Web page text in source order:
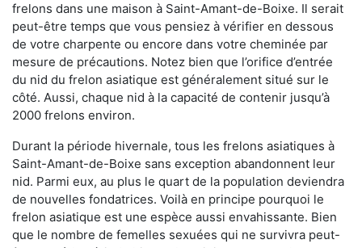
frelons dans une maison à Saint-Amant-de-Boixe. Il serait
peut-être temps que vous pensiez à vérifier en dessous
de votre charpente ou encore dans votre cheminée par
mesure de précautions. Notez bien que l’orifice d’entrée
du nid du frelon asiatique est généralement situé sur le
côté. Aussi, chaque nid à la capacité de contenir jusqu’à
2000 frelons environ.
Durant la période hivernale, tous les frelons asiatiques à
Saint-Amant-de-Boixe sans exception abandonnent leur
nid. Parmi eux, au plus le quart de la population deviendra
de nouvelles fondatrices. Voilà en principe pourquoi le
frelon asiatique est une espèce aussi envahissante. Bien
que le nombre de femelles sexuées qui ne survivra peut-